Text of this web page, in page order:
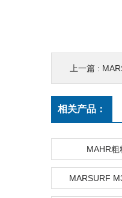
上一篇 :
相关产品：
MAHR粗
MARSURF